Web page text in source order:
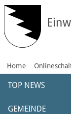
Home
TOP NEWS
GEMEINDE